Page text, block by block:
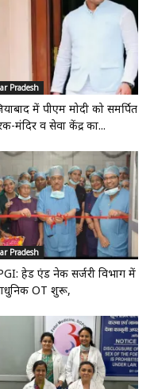
Pradesh
में पीएम मोदी को समर्पित
मंदिर व सेवा केंद्र का...
Pradesh
हेड एंड नेक सर्जरी विभाग में
OT शुरू,